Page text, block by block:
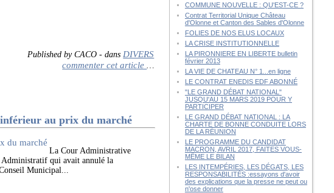
Published by CACO - dansDIVERS
commenter cet article …
au prix du marché
La Cour Administrative
qui avait annulé la
Municipal...
COMMUNE NOUVELLE : QU'EST-CE ?
Contrat Territorial Unique Château
d'Olonne et Canton des Sables d'Olonne
FOLIES DE NOS ELUS LOCAUX
LA CRISE INSTITUTIONNELLE
LA PIRONNIERE EN LIBERTE bulletin
février 2013
LA VIE DE CHATEAU N° 1...en ligne
LE CONTRAT ENEDIS EDF ABONNÉ
"LE GRAND DÉBAT NATIONAL"
JUSQU'AU 15 MARS 2019 POUR Y
PARTICIPER
LE GRAND DÉBAT NATIONAL : LA
CHARTE DE BONNE CONDUITE LORS
DE LA RÉUNION
LE PROGRAMME DU CANDIDAT
MACRON, AVRIL 2017, FAITES VOUS-
MÊME LE BILAN
LES INTEMPÉRIES, LES DÉGATS, LES
RESPONSABILITÉS :essayons d'avoir
des explications que la presse ne peut ou
n'ose donner